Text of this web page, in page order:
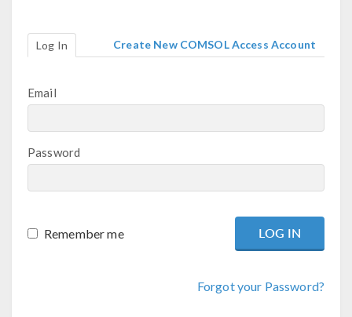
Log In Create New COMSOL Access Account
Email
Password
Remember me
Forgot your Password?